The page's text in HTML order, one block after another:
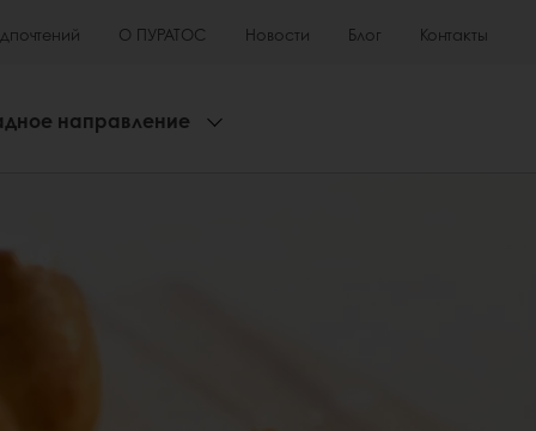
О ПУРАТОС Новости Блог Контакты
направление